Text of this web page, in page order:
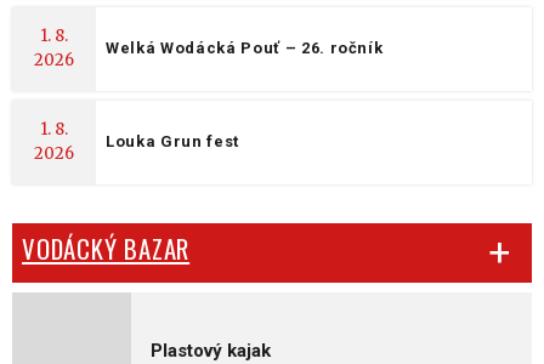
1. 8.
2026
Welká Wodácká Pouť – 26. ročník
1. 8.
2026
Louka Grun fest
VODÁCKÝ BAZAR
Plastový kajak